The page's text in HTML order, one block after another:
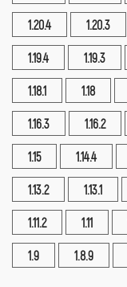
1.20.4 1.20.3
1.19.4 1.19.3
1.18.1 1.18
1.16.3 1.16.2
1.15 1.14.4
1.13.2 1.13.1
1.11.2 1.11
1.9 1.8.9